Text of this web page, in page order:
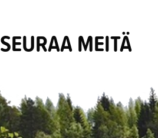
SEURAA MEITÄ